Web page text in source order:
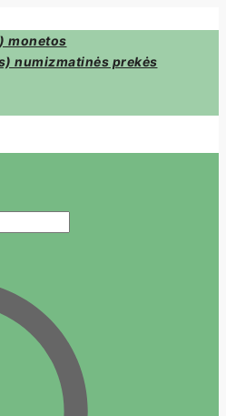
monetos
numizmatinės prekės